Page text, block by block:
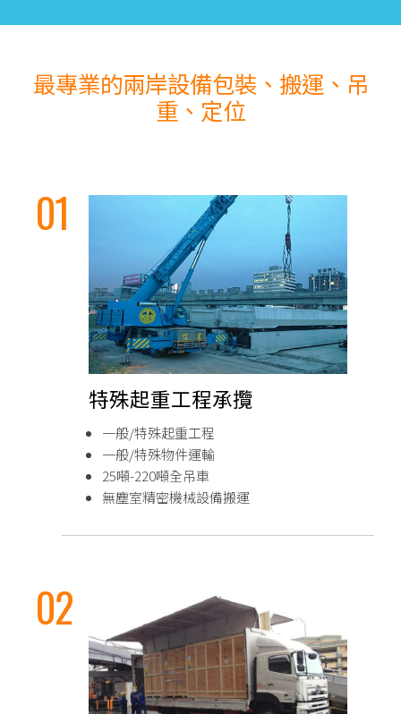
最專業的兩岸設備包裝、搬運、吊
重、定位
特殊起重工程承攬
一般/特殊起重工程
一般/特殊物件運輸
25噸-220噸全吊車
無塵室精密機械設備搬運